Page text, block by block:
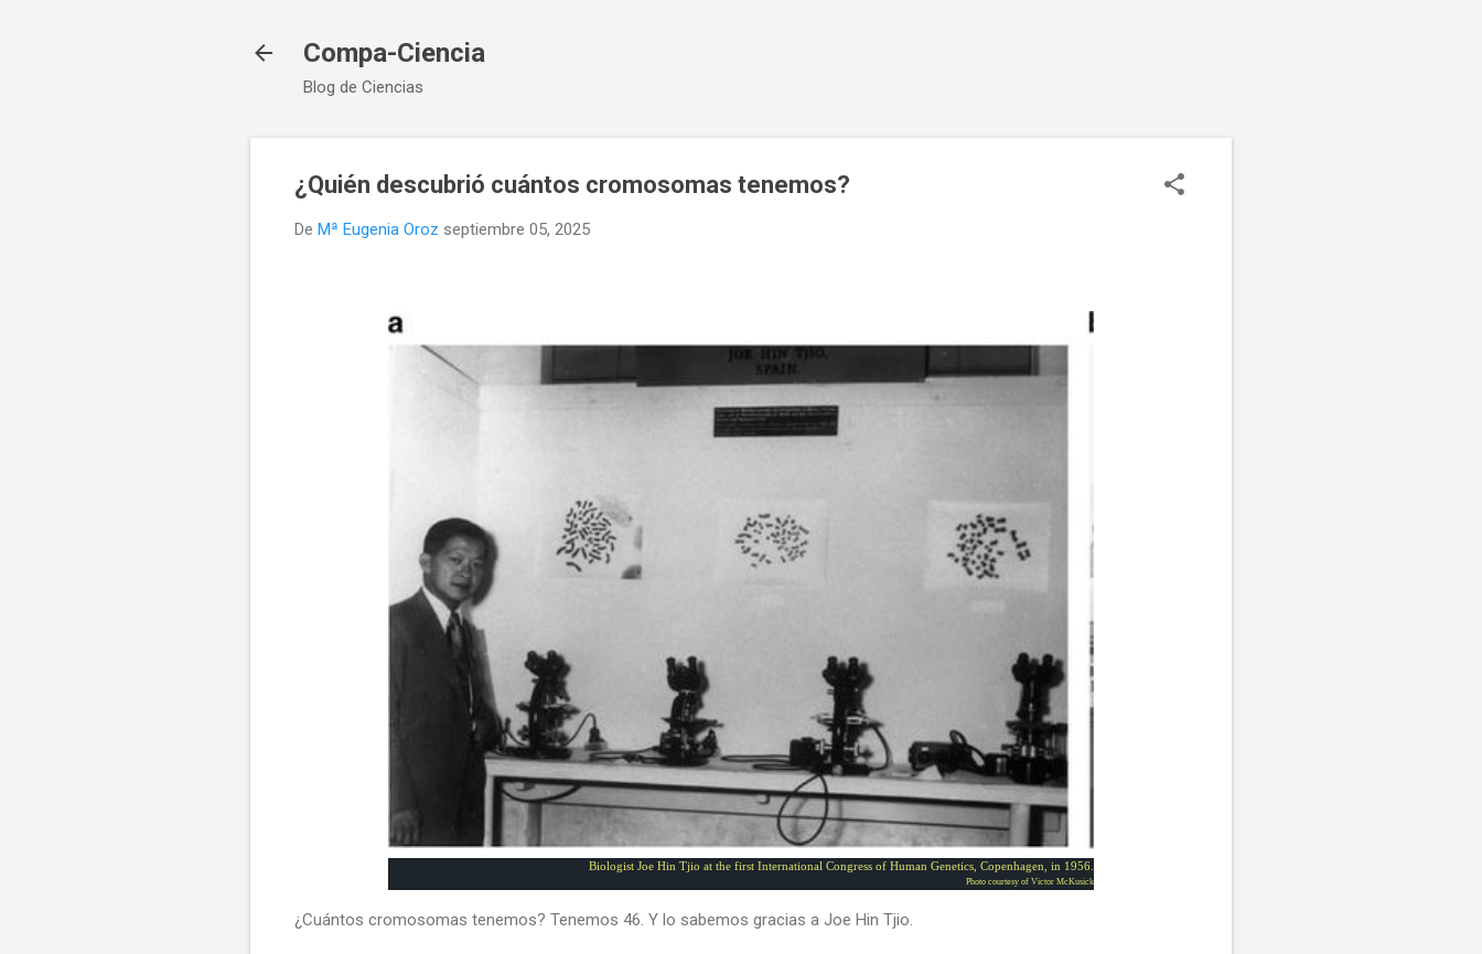
Compa-Ciencia
Blog de Ciencias
¿Quién descubrió cuántos cromosomas tenemos?
De Mª Eugenia Oroz septiembre 05, 2025
Biologist Joe Hin Tjio at the first International Congress of Human Genetics, Copenhagen, in 1956.
Photo courtesy of Victor McKusick
¿Cuántos cromosomas tenemos? Tenemos 46. Y lo sabemos gracias a Joe Hin Tjio.